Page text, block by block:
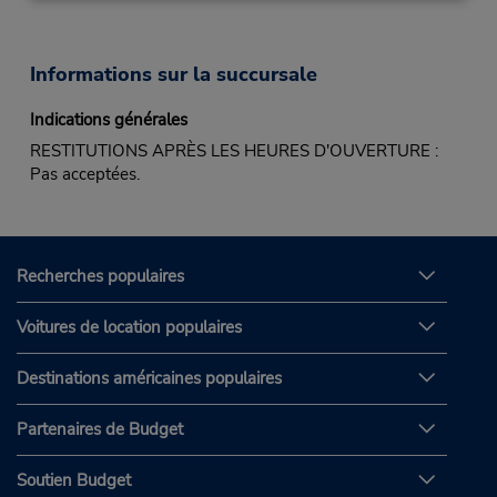
Informations sur la succursale
Indications générales
RESTITUTIONS APRÈS LES HEURES D'OUVERTURE :
Pas acceptées.
Recherches populaires
Voitures de location populaires
Destinations américaines populaires
Partenaires de Budget
Soutien Budget